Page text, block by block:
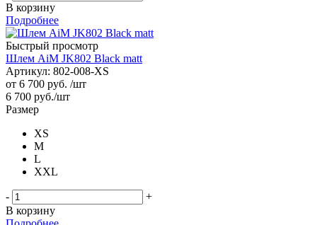
В корзину
Подробнее
Быстрый просмотр
Шлем AiM JK802 Black matt
Артикул: 802-008-XS
от 6 700 руб. /шт
6 700 руб./шт
Размер
XS
M
L
XXL
-
+
В корзину